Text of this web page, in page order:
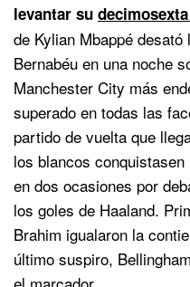
levantar su
de Kylian Mbappé
Bernabéu en una noche
Manchester City más
superado en todas las
partido de vuelta que
los blancos
en dos ocasiones por
los goles de Haaland.
Brahim igualaron la
último suspiro,